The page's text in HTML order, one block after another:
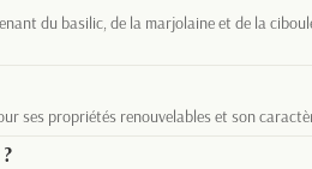
du basilic, de la marjolaine et de la
ses propriétés renouvelables et son